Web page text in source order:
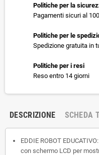
Politiche per la
Pagamenti sicuri al
Politiche per le
Spedizione gratuita in
Politiche per i resi
Reso entro 14 giorni
DESCRIZIONE SCHEDA
EDDIE ROBOT
con schermo LCD per